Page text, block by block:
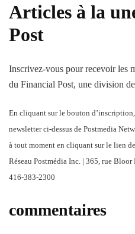
Articles à la
Post
Inscrivez-vous pour recevoir les
du Financial Post, une division
En cliquant sur le bouton
newsletter ci-dessus de Postmedia
à tout moment en cliquant sur le lien
Réseau Postmédia Inc. | 365, rue
416-383-2300
commentaires